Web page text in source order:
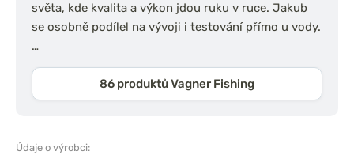
světa, kde kvalita a výkon jdou ruku v ruce. Jakub
se osobně podílel na vývoji i testování přímo u vody.
…
86 produktů Vagner Fishing
Údaje o výrobci: